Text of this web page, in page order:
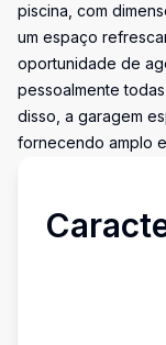
piscina, com
um espaço
oportunidade de
pessoalmente
disso, a garagem
fornecendo amplo